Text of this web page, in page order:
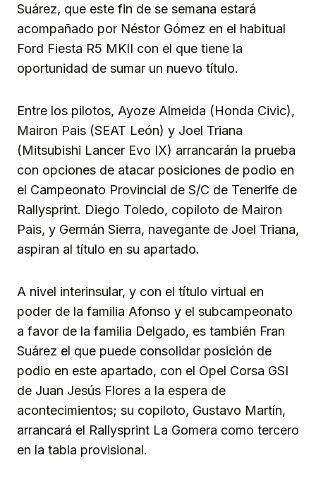
Suárez, que este fin de se semana estará
acompañado por Néstor Gómez en el habitual
Ford Fiesta R5 MKII con el que tiene la
oportunidad de sumar un nuevo título.
Entre los pilotos, Ayoze Almeida (Honda Civic),
Mairon Pais (SEAT León) y Joel Triana
(Mitsubishi Lancer Evo IX) arrancarán la prueba
con opciones de atacar posiciones de podio en
el Campeonato Provincial de S/C de Tenerife de
Rallysprint. Diego Toledo, copiloto de Mairon
Pais, y Germán Sierra, navegante de Joel Triana,
aspiran al título en su apartado.
A nivel interinsular, y con el título virtual en
poder de la familia Afonso y el subcampeonato
a favor de la familia Delgado, es también Fran
Suárez el que puede consolidar posición de
podio en este apartado, con el Opel Corsa GSI
de Juan Jesús Flores a la espera de
acontecimientos; su copiloto, Gustavo Martín,
arrancará el Rallysprint La Gomera como tercero
en la tabla provisional.